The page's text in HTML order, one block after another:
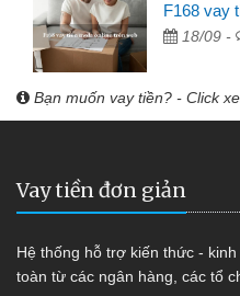
F168 vay
18/09 -
Bạn muốn vay tiền? - Click
Vay tiền đơn giản
Hệ thống hỗ trợ kiến thức -
toàn từ các ngân hàng, các tổ